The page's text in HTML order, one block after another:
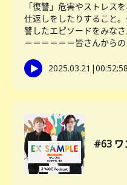
「復讐」危害やストレス
仕返しをしたりすること
讐したエピソードをみな
＝＝＝＝＝＝皆さんから
2025.03.21 |00:52:58
#63 ワ